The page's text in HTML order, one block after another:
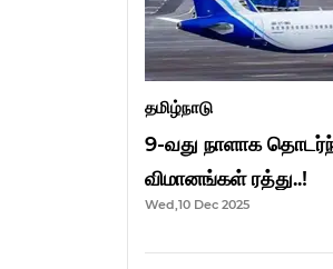
தமிழ்நாடு
9-வது நாளாக
விமானங்கள் ரத்து..!
Wed,10 Dec 2025